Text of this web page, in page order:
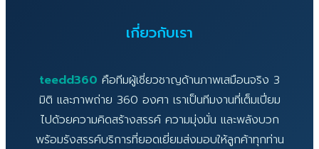
เกี่ยวกับเรา
teedd360 คือทีมผู้เชี่ยวชาญด้านภาพเสมือนจริง 3
มิติ และภาพถ่าย 360 องศา เราเป็นทีมงานที่เต็มเปี่ยม
ไปด้วยความคิดสร้างสรรค์ ความมุ่งมั่น และพลังบวก
พร้อมรังสรรค์บริการที่ยอดเยี่ยมส่งมอบให้ลูกค้าทุกท่าน